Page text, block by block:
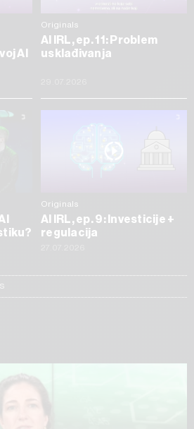
AI
Originals
AI IRL, ep. 11: Problem
usklađivanja
Originals
AI IRL, ep. 9: Investicije +
regulacija